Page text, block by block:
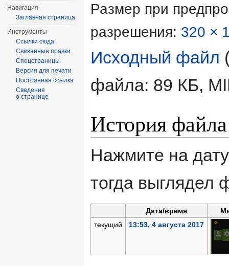
Размер при
разрешения: 320 ×
Исходный файл
файла: 89 КБ,
История файла
Нажмите на
тогда выглядел
Дата/время
текущий
13:53, 4 августа 2017
Навигация
Заглавная страница
Инструменты
Ссылки сюда
Связанные правки
Спецстраницы
Версия для печати
Постоянная ссылка
Сведения
о странице